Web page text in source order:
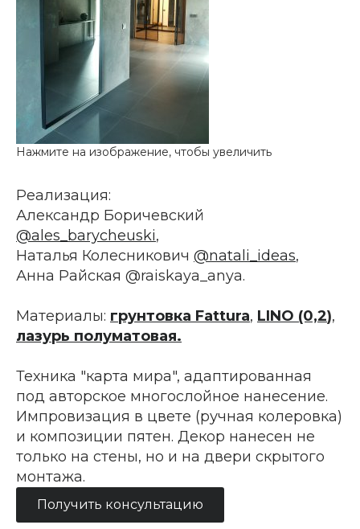
Реализация:
Александр Боричевский
@ales_barycheuski,
Наталья Колесникович @natali_ideas,
Анна Райская @raiskaya_anya.
Материалы: грунтовка Fattura, LINO (0,2),
лазурь полуматовая.
Техника "карта мира", адаптированная
под авторское многослойное нанесение.
Импровизация в цвете (ручная колеровка)
и композиции пятен. Декор нанесен не
только на стены, но и на двери скрытого
монтажа.
Получить консультацию